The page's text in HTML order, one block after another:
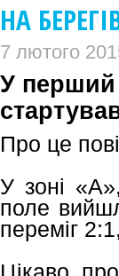
НА
7 лютого
У перший
Про це
У зоні
поле
переміг